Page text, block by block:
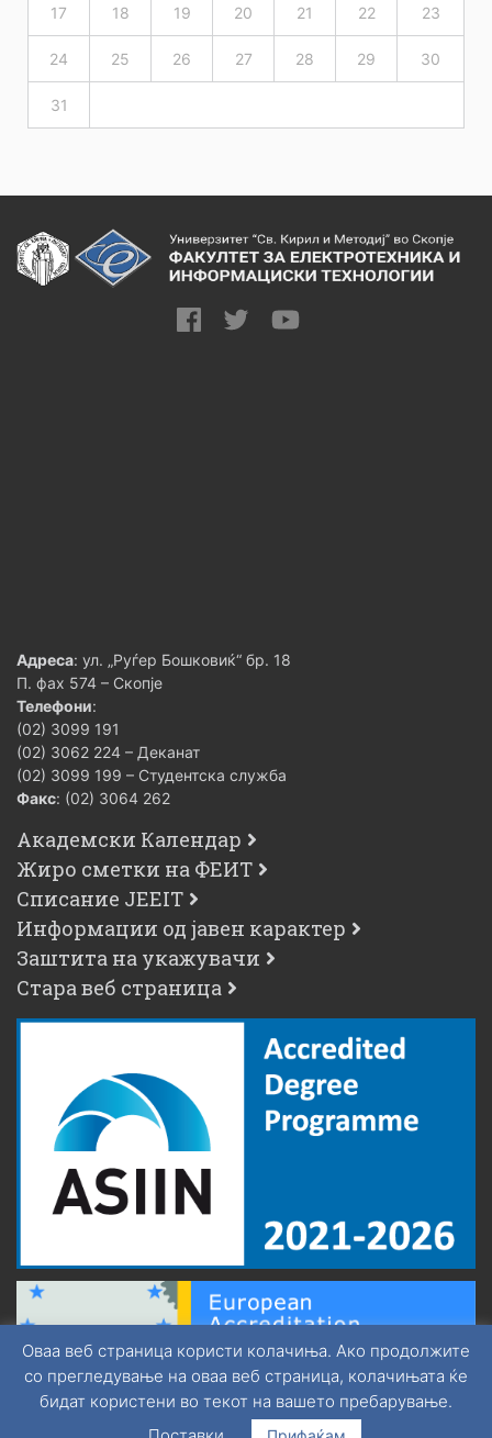
17 18 19 20 21 22 23
24 25 26 27 28 29 30
31
Адреса: ул. „Руѓер Бошковиќ“ бр. 18
П. фах 574 – Скопје
Телефони:
(02) 3099 191
(02) 3062 224 – Деканат
(02) 3099 199 – Студентска служба
Факс: (02) 3064 262
Академски Календар
Жиро сметки на ФЕИТ
Списание JEEIT
Информации од јавен карактер
Заштита на укажувачи
Стара веб страница
Оваа веб страница користи колачиња. Ако продолжите
со прегледување на оваа веб страница, колачињата ќе
бидат користени во текот на вашето пребарување.